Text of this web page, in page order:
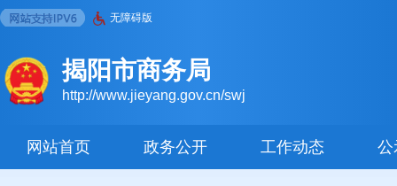
无障碍版
揭阳市商务局
http://www.jieyang.gov.cn/swj
网站首页 政务公开 工作动态 公